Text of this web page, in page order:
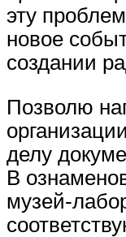
эту
новое
создании
Позволю
делу
В
музей-